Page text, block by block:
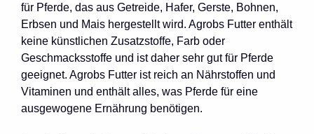
für Pferde, das aus Getreide, Hafer, Gerste, Bohnen,
Erbsen und Mais hergestellt wird. Agrobs Futter enthält
keine künstlichen Zusatzstoffe, Farb oder
Geschmacksstoffe und ist daher sehr gut für Pferde
geeignet. Agrobs Futter ist reich an Nährstoffen und
Vitaminen und enthält alles, was Pferde für eine
ausgewogene Ernährung benötigen.